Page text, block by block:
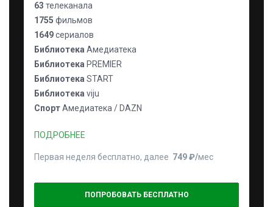
63 телеканала
1755 фильмов
1649сериалов
Библиотека Амедиатека
Библиотека PREMIER
Библиотека START
Библиотека viju
СпортАмедиатека / DAZN
ПОДРОБНЕЕ
Первая неделя бесплатно, далее 749 ₽⁠/⁠мес
ПОПРОБОВАТЬ БЕСПЛАТНО